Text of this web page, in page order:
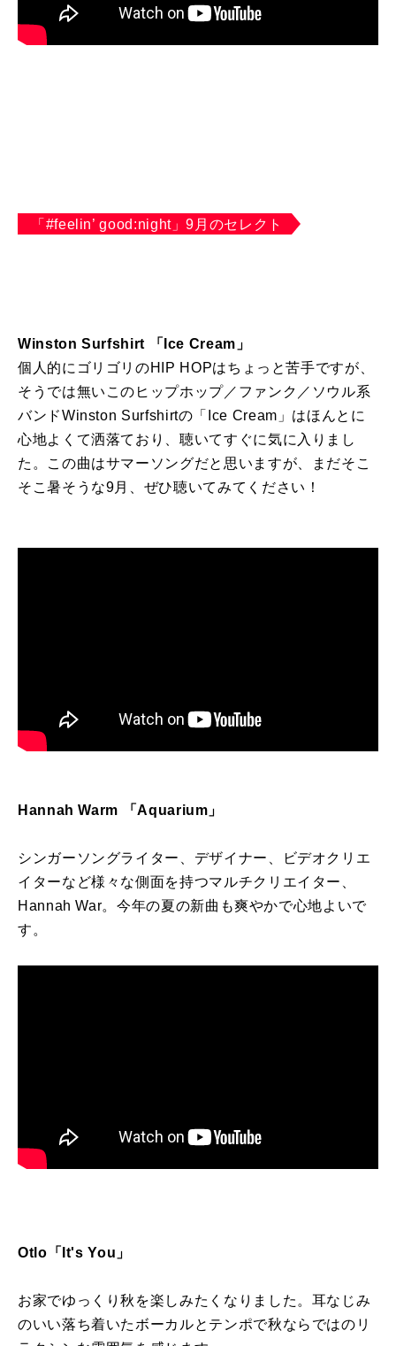
「#feelin’ good:night」9月のセレクト
Winston Surfshirt 「 Ice Cream 」
個人的にゴリゴリのHIP HOPはちょっと苦手ですが、
そうでは無いこのヒップホップ／ファンク／ソウル系
バンドWinston Surfshirtの「Ice Cream」はほんとに
心地よくて洒落ており、聴いてすぐに気に入りまし
た。この曲はサマーソングだと思いますが、まだそこ
そこ暑そうな9月、ぜひ聴いてみてください！
Hannah Warm 「Aquarium 」
シンガーソングライター、デザイナー、ビデオクリエ
イターなど様々な側面を持つマルチクリエイター、
Hannah War。今年の夏の新曲も爽やかで心地よいで
す。
Otlo 「 It's You 」
お家でゆっくり秋を楽しみたくなりました。耳なじみ
のいい落ち着いたボーカルとテンポで秋ならではのリ